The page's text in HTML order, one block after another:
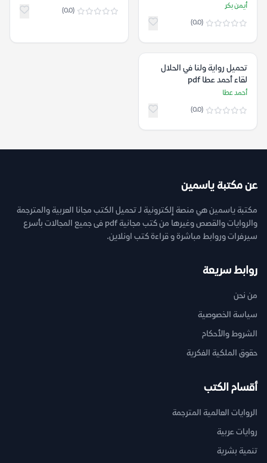
أيمن بكر
(0.0)
(0.0)
تحميل رواية ولنا في الحلال
لقاء أﺣﻤﺪ ﻋﻄﺎ pdf
أحمد عطا
(0.0)
عن مكتبة ياسمين
مكتبة ياسمين هي منصة إلكترونية لـ تحميل الكتب مجانا العربية والمترجمة
والروايات والقصص وغيرها من كتب مجانية pdf فى جميع المجالات بأسرع
سيرفرات وروابط مباشرة و قراءة كتب اونلاين.
روابط سريعة
من نحن
سياسة الخصوصية
الشروط والأحكام
حقوق الملكية الفكرية
أقسام الكتب
الروايات العالمية المترجمة
روايات عربية
تنمية بشرية